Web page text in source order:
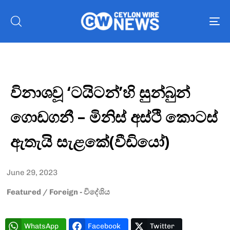
විනාශවූ ‘ටයිටන්’හි සුන්බුන්
ගොඩගනී – මිනිස් අස්ථි කොටස්
ඇතැයි සැළකේ(වීඩියෝ)
June 29, 2023
Featured / Foreign - විදේශිය
WhatsApp Facebook Twitter